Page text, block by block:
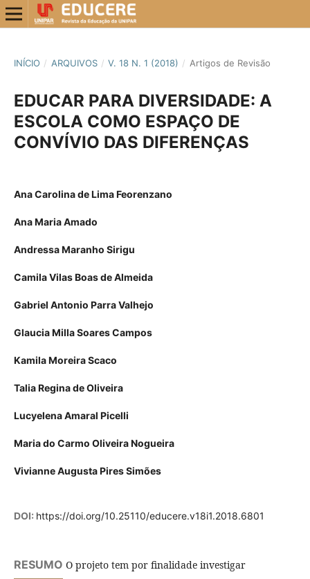
INÍCIO / ARQUIVOS / V. 18 N. 1 (2018) / Artigos de Revisão
EDUCAR PARA DIVERSIDADE: A
ESCOLA COMO ESPAÇO DE
CONVÍVIO DAS DIFERENÇAS
Ana Carolina de Lima Feorenzano
Ana Maria Amado
Andressa Maranho Sirigu
Camila Vilas Boas de Almeida
Gabriel Antonio Parra Valhejo
Glaucia Milla Soares Campos
Kamila Moreira Scaco
Talia Regina de Oliveira
Lucyelena Amaral Picelli
Maria do Carmo Oliveira Nogueira
Vivianne Augusta Pires Simões
DOI: https://doi.org/10.25110/educere.v18i1.2018.6801
RESUMO O projeto tem por finalidade investigar